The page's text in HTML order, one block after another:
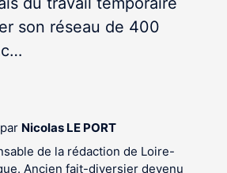
son réseau de 400
Nicolas LE PORT
de la rédaction de Loire-
Ancien fait-diversier devenu